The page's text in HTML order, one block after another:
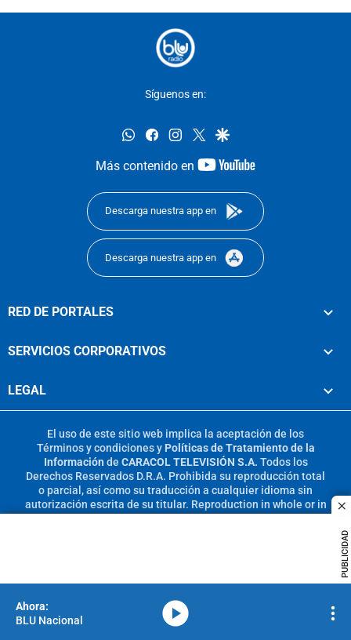
PUBLICIDAD
Síguenos en:
whatsappfacebookinstagram
twittergoogle
Más contenido en
youtube-
Descarga nuestra app en
Descarga nuestra app en
RED DE PORTALES
SERVICIOS CORPORATIVOS
LEGAL
El uso de este sitio web implica la aceptación de los
Términos y condicionesy Políticas de Tratamiento de la
Información de CARACOL TELEVISIÓN S.A. Todos los
Derechos Reservados D.R.A. Prohibida su reproducción total
o parcial, así como su traducción a cualquier idioma sin
autorización escrita de su titular. Reproduction in whole or in
BLU Nacional